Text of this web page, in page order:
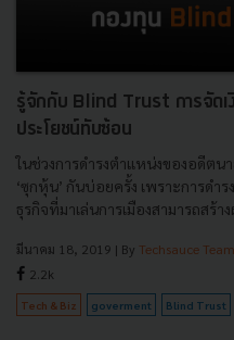
รู้จักกับ Blind Trust การจัดเ
ประโยชน์ทับซ้อน
ในช่วงการดำรงตำแหน่งของอดีต
‘ซุกหุ้น’ กันบ่อยครั้ง เพราะการดำ
ธุรกิจที่มาเล่นการเมืองสามารถสร้า
มีนาคม 18, 2019 | By Techsauce Team
2.2k
Tech & Biz goverment Blind Trust